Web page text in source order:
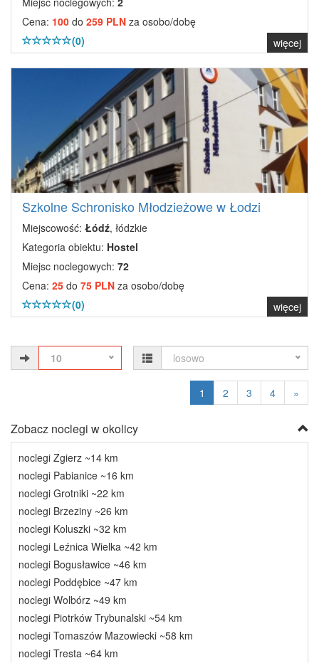
Cena: 100 do 259 PLN za osobo/dobę
(0)
więcej
Szkolne Schronisko Młodzieżowe w Łodzi
Miejscowość: Łódź, łódzkie
Kategoria obiektu: Hostel
Miejsc noclegowych: 72
Cena: 25 do 75 PLN za osobo/dobę
(0)
więcej
10 losowo
1 2 3 4 »
Zobacz noclegi w okolicy
noclegi Zgierz ~14 km
noclegi Pabianice ~16 km
noclegi Grotniki ~22 km
noclegi Brzeziny ~26 km
noclegi Koluszki ~32 km
noclegi Leźnica Wielka ~42 km
noclegi Bogusławice ~46 km
noclegi Poddębice ~47 km
noclegi Wolbórz ~49 km
noclegi Piotrków Trybunalski ~54 km
noclegi Tomaszów Mazowiecki ~58 km
noclegi Tresta ~64 km